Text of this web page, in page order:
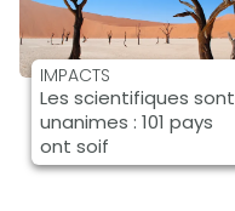
IMPACTS
Les scientifiques sont
unanimes : 101 pays
ont soif